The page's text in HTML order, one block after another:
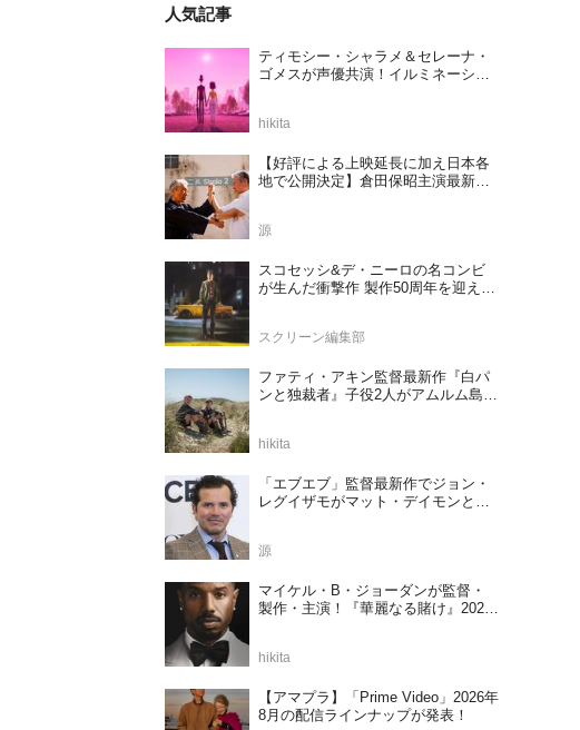
人気記事
ティモシー・シャラメ＆セレーナ・
ゴメスが声優共演！イルミネーショ
定
hikita
【好評による上映延長に加え日本各
地で公開決定】倉田保昭主演最新作
源
スコセッシ&デ・ニーロの名コンビ
が生んだ衝撃作 製作50周年を迎える
スクリーン編集部
ファティ・アキン監督最新作『白パ
ンと独裁者』子役2人がアムルム島の
hikita
「エブエブ」監督最新作でジョン・
レグイザモがマット・デイモンと再
源
マイケル・B・ジョーダンが監督・
製作・主演！『華麗なる賭け』2027
hikita
【アマプラ】「Prime Video」2026年
8月の配信ラインナップが発表！